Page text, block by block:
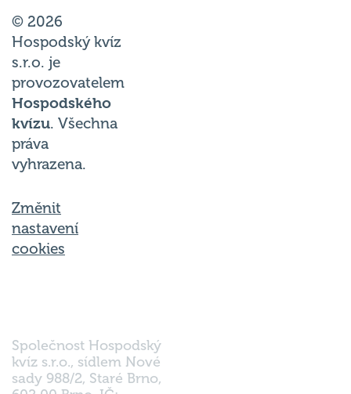
© 2026
Hospodský kvíz
s.r.o. je
provozovatelem
Hospodského
kvízu. Všechna
práva
vyhrazena.
Změnit
nastavení
cookies
Společnost Hospodský
kvíz s.r.o., sídlem Nové
sady 988/2, Staré Brno,